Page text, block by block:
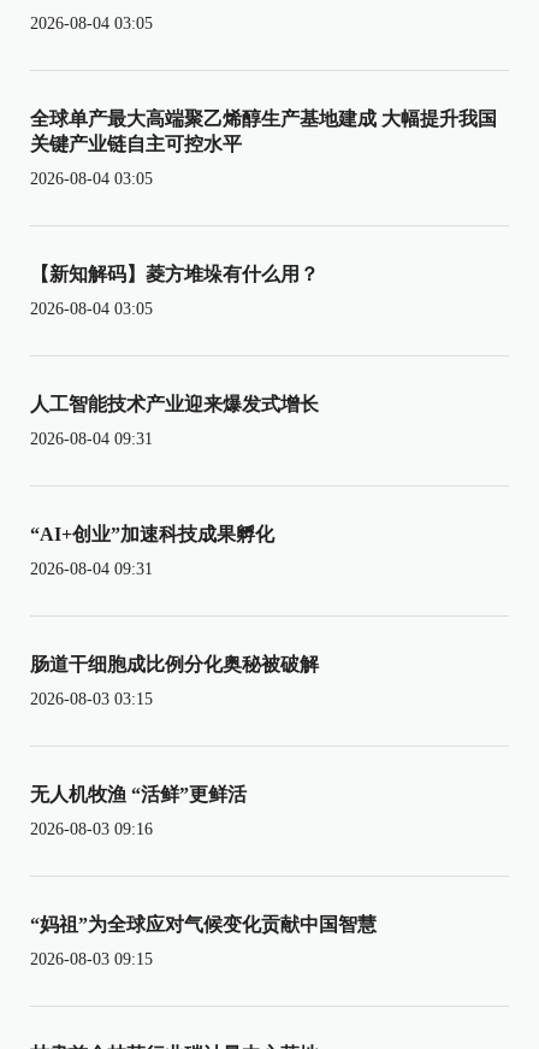
2026-08-04 03:05
全球单产最大高端聚乙烯醇生产基地建成 大幅提升我国
关键产业链自主可控水平
2026-08-04 03:05
【新知解码】菱方堆垛有什么用？
2026-08-04 03:05
人工智能技术产业迎来爆发式增长
2026-08-04 09:31
“AI+创业”加速科技成果孵化
2026-08-04 09:31
肠道干细胞成比例分化奥秘被破解
2026-08-03 03:15
无人机牧渔 “活鲜”更鲜活
2026-08-03 09:16
“妈祖”为全球应对气候变化贡献中国智慧
2026-08-03 09:15